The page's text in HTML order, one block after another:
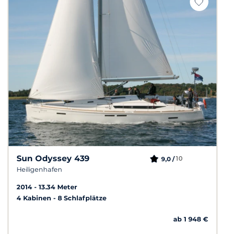
Sun Odyssey 439
Heiligenhafen
9,0 /10
2014
13.34 Meter
4 Kabinen
8 Schlafplätze
ab 1 948 €